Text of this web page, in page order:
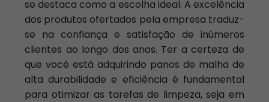
se destaca como a escolha ideal. A excelência
dos produtos ofertados pela empresa traduz-
se na confiança e satisfação de inúmeros
clientes ao longo dos anos. Ter a certeza de
que você está adquirindo panos de malha de
alta durabilidade e eficiência é fundamental
para otimizar as tarefas de limpeza, seja em